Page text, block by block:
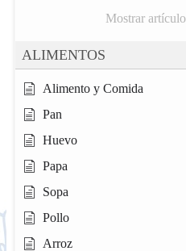
Mostrar
ALIMENTOS
Alimento y Comida
Pan
Huevo
Papa
Sopa
Pollo
Arroz